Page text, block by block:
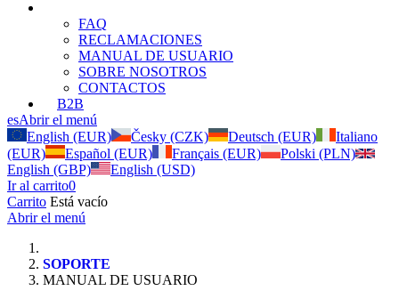
FAQ
RECLAMACIONES
MANUAL DE USUARIO
SOBRE NOSOTROS
CONTACTOS
B2B
esAbrir el menú
English (EUR)
Česky (CZK) Deutsch (EUR)
Italiano
(EUR)
Español (EUR) Français (EUR)
Polski (PLN)
English (GBP)
English (USD)
Ir al carrito0
Carrito Está vacío
Abrir el menú
SOPORTE
MANUAL DE USUARIO